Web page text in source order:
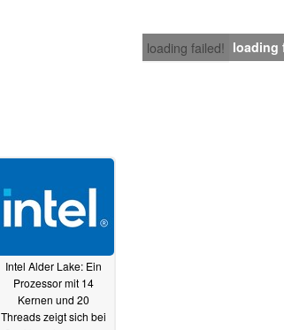
loading failed! loading
Intel Alder Lake: Ein
Prozessor mit 14
Kernen und 20
Threads zeigt sich bei